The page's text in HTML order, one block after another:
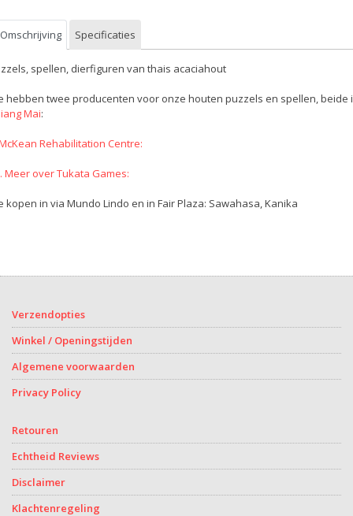
Omschrijving Specificaties
spellen, dierfiguren van thais acaciahout
hebben twee producenten voor onze houten puzzels en spellen, beide
Mai:
Rehabilitation Centre:
Meer over Tukata Games:
kopen in via Mundo Lindo en in Fair Plaza: Sawahasa, Kanika
Verzendopties
Winkel / Openingstijden
Algemene voorwaarden
Privacy Policy
Retouren
Echtheid Reviews
Disclaimer
Klachtenregeling